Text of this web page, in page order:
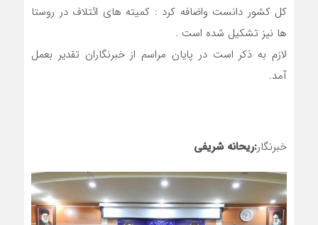
کل کشور دانست واضافه کرد : کمیته های ائتلاف در روستا
ها نیز تشکیل شده است .
لازم به ذکر است در پایان مراسم از خبرنگاران تقدیر بعمل
آمد.
خبرنگار:ریحانه شریفی